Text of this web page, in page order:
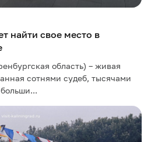
найти свое место в
область) – живая
сотнями судеб, тысячами